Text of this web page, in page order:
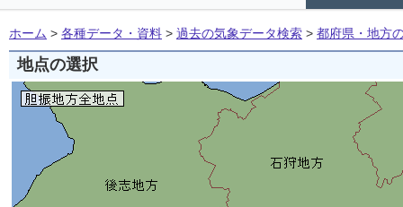
ホーム > 各種データ・資料 > 過去の気象データ検索 > 都府県・地方
地点の選択